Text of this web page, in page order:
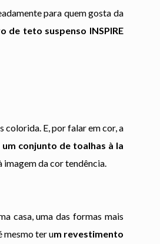
para quem gosta da
de teto suspenso INSPIRE
colorida. E, por falar em cor, a
conjunto de toalhas à la
imagem da cor tendência.
casa, uma das formas mais
mesmo ter um revestimento